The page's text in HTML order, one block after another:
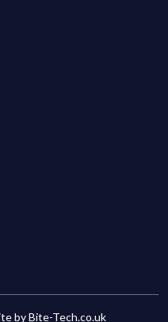
byBite-Tech.co.uk